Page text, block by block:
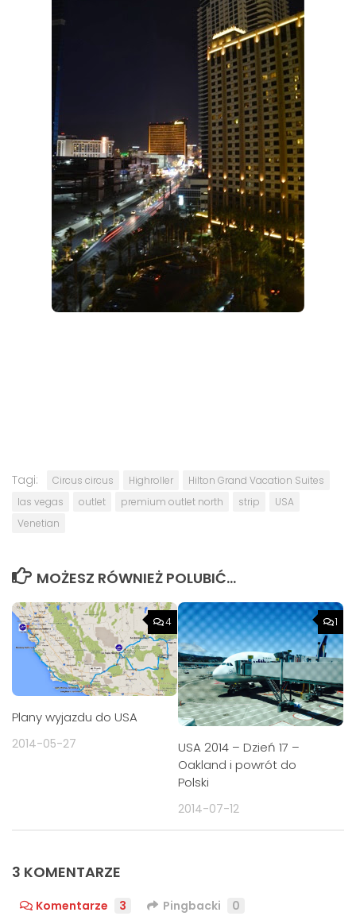
Tagi: Circus circus Highroller
Hilton Grand Vacation Suites
las vegas
outlet premium outlet north strip
USA
Venetian
MOŻESZ RÓWNIEŻ POLUBIĆ…
4
Plany wyjazdu do USA
2014-05-27
1
USA 2014 – Dzień 17 –
Oakland i powrót do
Polski
2014-07-12
3 KOMENTARZE
Komentarze 3 Pingbacki 0